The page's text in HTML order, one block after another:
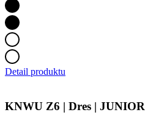
Detail produktu
KNWU Z6 | Dres | JUNIOR